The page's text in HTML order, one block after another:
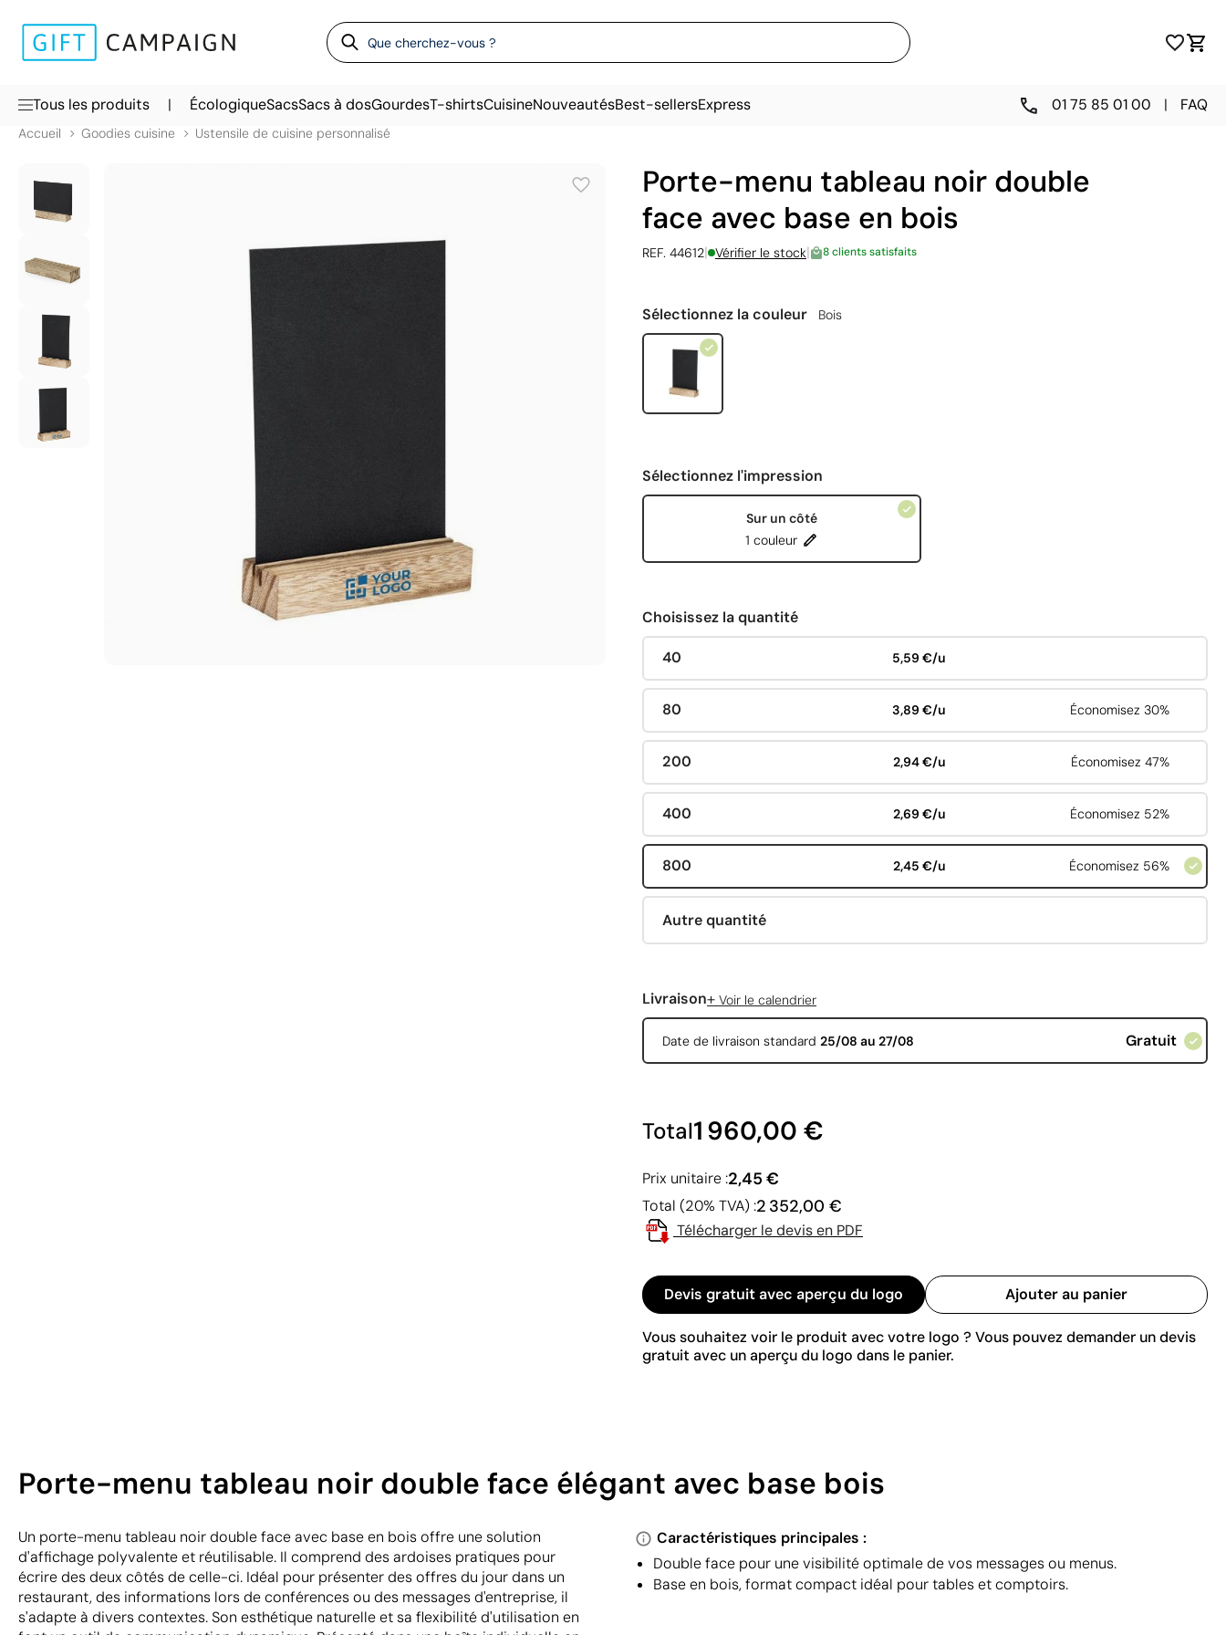
Tous les produits | ÉcologiqueSacsSacs à dosGourdesT-shirtsCuisineNouveautésBest-sellersExpress 01 75 85 01 00 | FAQ
Accueil Goodies cuisine Ustensile de cuisine personnalisé
Porte-menu tableau noir double
face avec base en bois
REF. 44612| Vérifier le stock| 8 clients satisfaits
Sélectionnez la couleur Bois
Sélectionnez l'impression
Sur un côté
1 couleur
Choisissez la quantité
40 5,59 €/u
80 3,89 €/u Économisez 30%
200 2,94 €/u Économisez 47%
400 2,69 €/u Économisez 52%
800 2,45 €/u Économisez 56%
Autre quantité
Livraison+ Voir le calendrier
Date de livraison standard 25/08 au 27/08 Gratuit
Total1 960,00 €
Prix unitaire :2,45 €
Total (20% TVA) :2 352,00 €
Télécharger le devis en PDF
Devis gratuit avec aperçu du logo Ajouter au panier
Vous souhaitez voir le produit avec votre logo ? Vous pouvez demander un devis
gratuit avec un aperçu du logo dans le panier.
Porte-menu tableau noir double face élégant avec base bois
Un porte-menu tableau noir double face avec base en bois offre une solution
d'affichage polyvalente et réutilisable. Il comprend des ardoises pratiques pour
écrire des deux côtés de celle-ci. Idéal pour présenter des offres du jour dans un
restaurant, des informations lors de conférences ou des messages d'entreprise, il
s'adapte à divers contextes. Son esthétique naturelle et sa flexibilité d'utilisation en
Caractéristiques principales :
Double face pour une visibilité optimale de vos messages ou menus.
Base en bois, format compact idéal pour tables et comptoirs.